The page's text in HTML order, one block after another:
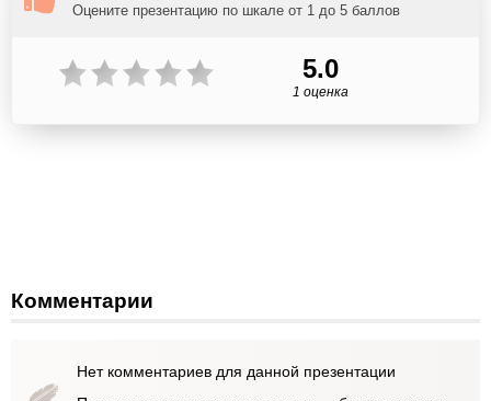
Оцените презентацию по шкале от 1 до 5 баллов
5.0
1 оценка
Комментарии
Нет комментариев для данной презентации